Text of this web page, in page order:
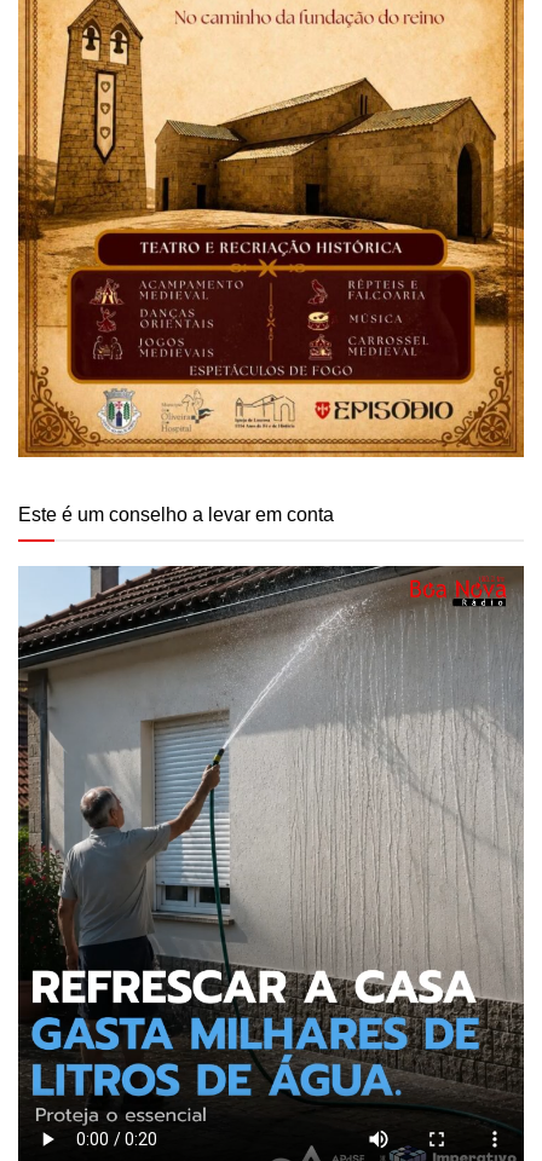
Este é um conselho a levar em conta